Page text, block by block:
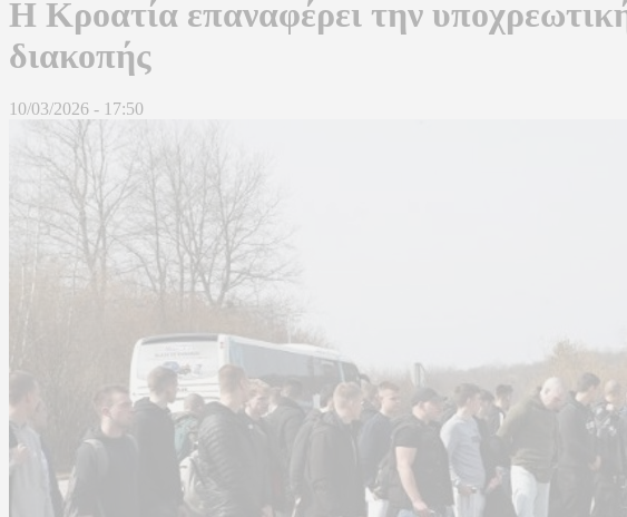
Η Κροατία επαναφέρει την
διακοπής
10/03/2026 - 17:50